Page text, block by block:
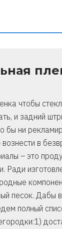
чтобы
и задний
бы ни
вознести в
– это
Ради
песок. Дабы
полный